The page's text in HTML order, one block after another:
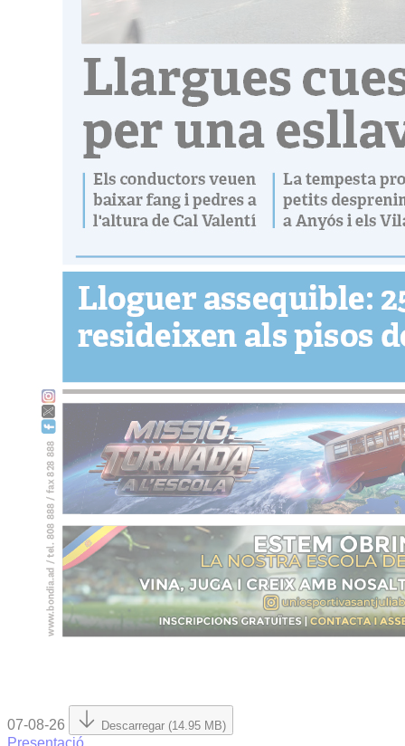
07-08-26 Descarregar (14.95 MB)